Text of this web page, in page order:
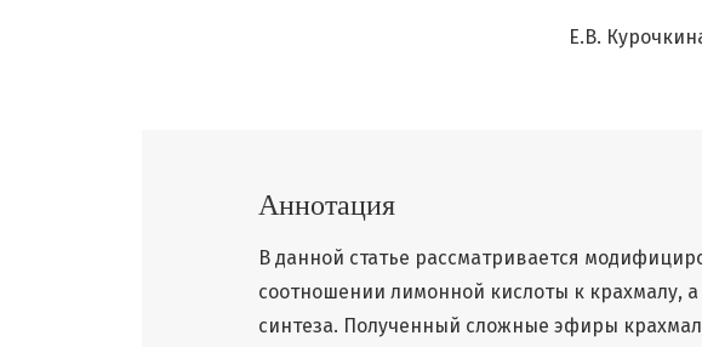
Е.В.
Аннотация
В данной статье рассматривается
соотношении лимонной кислоты к крахмалу,
синтеза. Полученный сложные эфиры